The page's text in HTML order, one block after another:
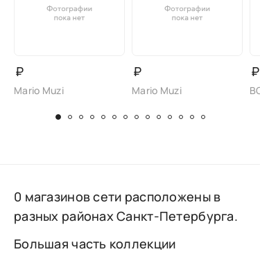
₽
Mario Muzi
₽
Mario Muzi
₽
0 магазинов сети расположены в
разных районах Санкт-Петербурга.
Большая часть коллекции